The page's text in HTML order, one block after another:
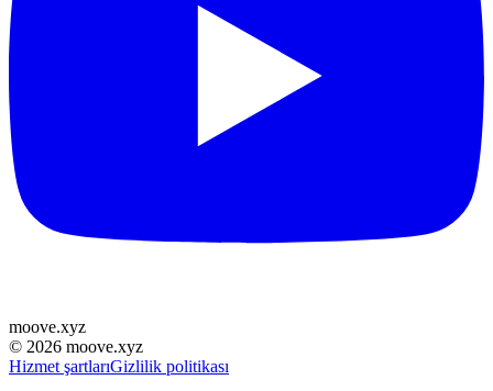
moove.xyz
© 2026 moove.xyz
Hizmet şartlarıGizlilik politikası